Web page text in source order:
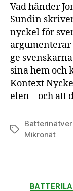
Vad händer
Sundin
nyckel för
ge
sina hem och
Kontext
elen – och att
Etiketter
Mikronät